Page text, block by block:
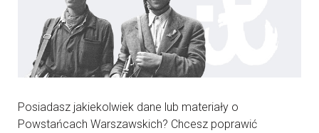
Posiadasz jakiekolwiek dane lub materiały o
Powstańcach Warszawskich? Chcesz poprawić